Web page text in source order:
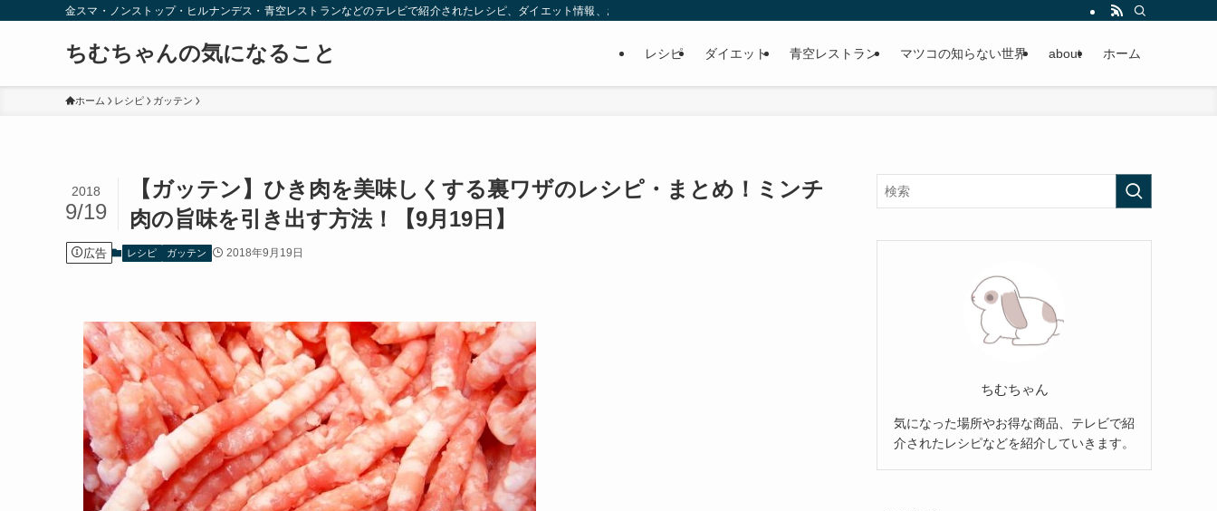
金スマ・ノンストップ・ヒルナンデス・青空レストランなどのテレビで紹介されたレシピ、ダイエット情報、お取り寄せなどを紹介します。
ちむちゃんの気になること レシピ ダイエット 青空レストラン マツコの知らない世界 about ホーム
ホーム レシピ ガッテン
【ガッテン】ひき肉を美味しくする裏ワザのレシピ・まとめ！ミンチ
肉の旨味を引き出す方法！【9月19日】
2018
9/19
広告 レシピ ガッテン 2018年9月19日
ちむちゃん
気になった場所やお得な商品、テレビで紹
介されたレシピなどを紹介していきます。